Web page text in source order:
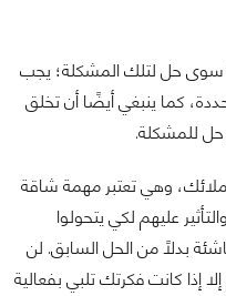
سوى حل لتلك المشكلة؛ يجب
كما ينبغي أيضًا أن تخلق
حل للمشكلة.
وهي تعتبر مهمة شاقة
عليهم لكي يتحولوا
بدلًا من الحل السابق. لن
إذا كانت فكرتك تلبي بفعالية